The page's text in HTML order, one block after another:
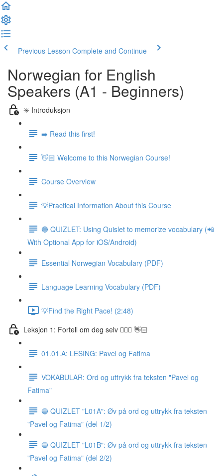
Previous Lesson Complete and Continue
Norwegian for English
Speakers (A1 - Beginners)
✳️ Introduksjon
➡️ Read this first!
👋🏻 Welcome to this Norwegian Course!
Course Overview
💡Practical Information About this Course
🔵 QUIZLET: Using Quislet to memorize vocabulary (📲
With Optional App for iOS/Android)
Essential Norwegian Vocabulary (PDF)
Language Learning Vocabulary (PDF)
💡Find the Right Pace! (2:48)
Leksjon 1: Fortell om deg selv 🙋🏽‍♀️ 👋🏻
01.01.A: LESING: Pavel og Fatima
VOKABULAR: Ord og uttrykk fra teksten "Pavel og
Fatima"
🔵 QUIZLET "L01A": Øv på ord og uttrykk fra teksten
"Pavel og Fatima" (del 1/2)
🔵 QUIZLET "L01B": Øv på ord og uttrykk fra teksten
"Pavel og Fatima" (del 2/2)